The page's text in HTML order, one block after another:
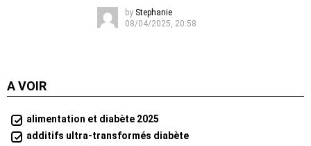
by Stephanie
08/04/2025, 20:58
A VOIR
alimentation et diabète 2025
additifs ultra-transformés diabète